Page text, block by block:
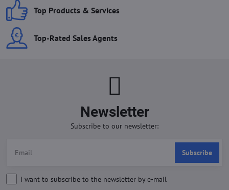
Top Products & Services
Top-Rated Sales Agents
Newsletter
Subscribe to our newsletter:
Subscribe
I want to subscribe to the newsletter by e-mail